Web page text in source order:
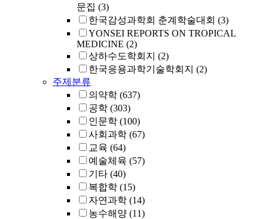
문집 (3)
한국감성과학회 춘계학술대회 (3)
YONSEI REPORTS ON TROPICAL
MEDICINE (2)
상하수도학회지 (2)
한국응용과학기술학회지 (2)
주제분류
의약학 (637)
공학 (303)
인문학 (100)
사회과학 (67)
교육 (64)
예술체육 (57)
기타 (40)
복합학 (15)
자연과학 (14)
농수해양 (11)